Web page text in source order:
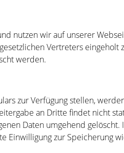
nutzen wir auf unserer
Vertreters eingeholt
werden.
zur Verfügung stellen,
an Dritte findet nicht
Daten umgehend gelöscht.
zur Speicherung